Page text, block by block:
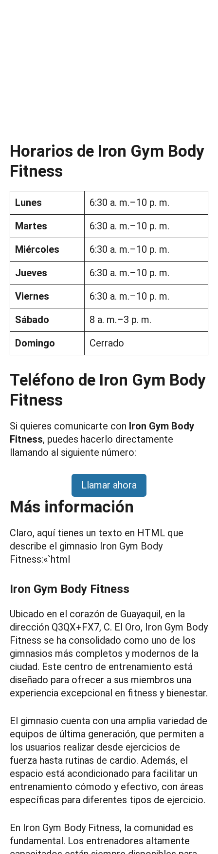
Horarios de Iron Gym Body
Fitness
Lunes
6:30 a. m.–10 p. m.
Martes
6:30 a. m.–10 p. m.
Miércoles
6:30 a. m.–10 p. m.
Jueves
6:30 a. m.–10 p. m.
Viernes
6:30 a. m.–10 p. m.
Sábado
8 a. m.–3 p. m.
Domingo
Cerrado
Teléfono de Iron Gym Body
Fitness
Si quieres comunicarte con Iron Gym Body
Fitness, puedes hacerlo directamente
llamando al siguiente número:
Llamar ahora
Más información
Claro, aquí tienes un texto en HTML que
describe el gimnasio Iron Gym Body
Fitness:«`html
Iron Gym Body Fitness
Ubicado en el corazón de Guayaquil, en la
dirección Q3QX+FX7, C. El Oro, Iron Gym Body
Fitness se ha consolidado como uno de los
gimnasios más completos y modernos de la
ciudad. Este centro de entrenamiento está
diseñado para ofrecer a sus miembros una
experiencia excepcional en fitness y bienestar.
El gimnasio cuenta con una amplia variedad de
equipos de última generación, que permiten a
los usuarios realizar desde ejercicios de
fuerza hasta rutinas de cardio. Además, el
espacio está acondicionado para facilitar un
entrenamiento cómodo y efectivo, con áreas
específicas para diferentes tipos de ejercicio.
En Iron Gym Body Fitness, la comunidad es
fundamental. Los entrenadores altamente